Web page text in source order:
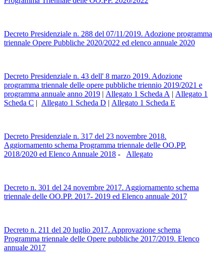
Decreto Presidenziale n. 288 del 07/11/2019. Adozione programma
triennale Opere Pubbliche 2020/2022 ed elenco annuale 2020
Decreto Presidenziale n. 43 dell' 8 marzo 2019. Adozione
programma triennale delle opere pubbliche triennio 2019/2021 e
programma annuale anno 2019 | Allegato 1 Scheda A | Allegato 1
Scheda C | Allegato 1 Scheda D | Allegato 1 Scheda E
Decreto Presidenziale n. 317 del 23 novembre 2018.
Aggiornamento schema Programma triennale delle OO.PP.
2018/2020 ed Elenco Annuale 2018 - Allegato
Decreto n. 301 del 24 novembre 2017. Aggiornamento schema
triennale delle OO.PP. 2017- 2019 ed Elenco annuale 2017
Decreto n. 211 del 20 luglio 2017. Approvazione schema
Programma triennale delle Opere pubbliche 2017/2019. Elenco
annuale 2017